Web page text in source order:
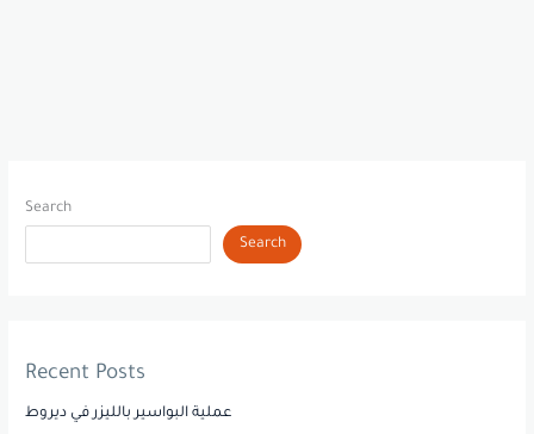
Search
Search
Recent Posts
عملية البواسير بالليزر في ديروط